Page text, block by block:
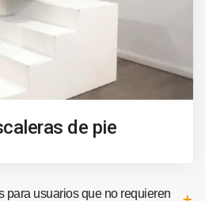
de pie
para usuarios que no requieren